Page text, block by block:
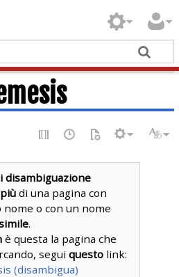
disambiguazione
più di una pagina con
nome o con un nome
.
è questa la pagina che
seguiquesto link:
(disambigua)